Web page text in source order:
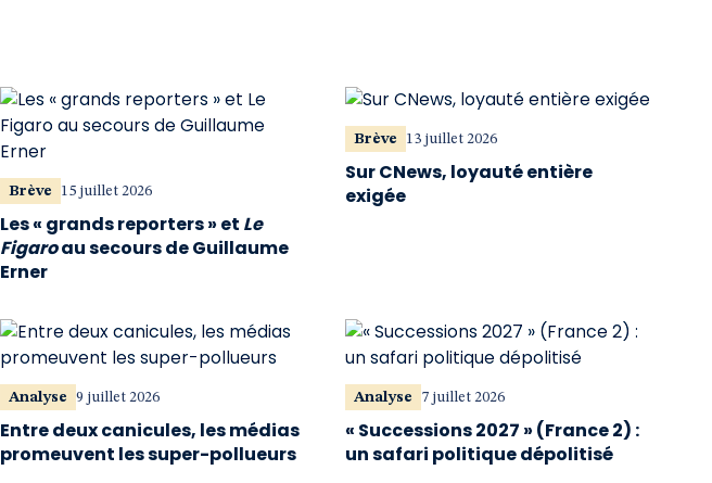
Brève 15 juillet 2026
Les « grands reporters » et Le
Figaroau secours de Guillaume
Erner
Brève 13 juillet 2026
Sur CNews, loyauté entière
exigée
Analyse 9 juillet 2026
Entre deux canicules, les médias
promeuvent les super-pollueurs
Analyse 7 juillet 2026
« Successions 2027 » (France 2) :
un safari politique dépolitisé